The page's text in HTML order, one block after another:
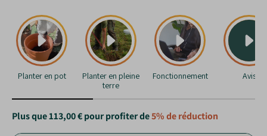
Planter en pot
Planter en pleine
terre
Fonctionnement Avis
Plus que113,00 €pour profiter de5%de réduction